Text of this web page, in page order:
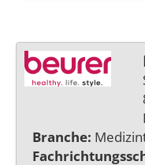
Branche: